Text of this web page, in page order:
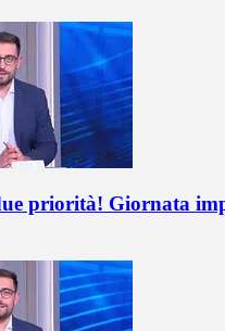
priorità! Giornata